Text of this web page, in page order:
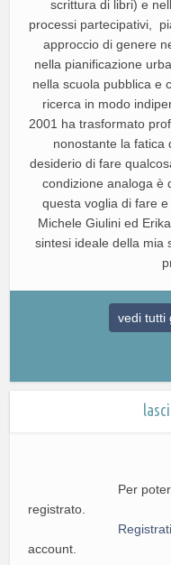
scrittura di libri) e
processi partecipativi,
approccio di genere
nella pianificazione
nella scuola pubblica e
ricerca in modo
2001 ha trasformato
nonostante la fatica
desiderio di fare
condizione analoga è
questa voglia di fare
Michele Giulini ed
sintesi ideale della mia
vedi tutti
Per
registrato.
Registrati
account.